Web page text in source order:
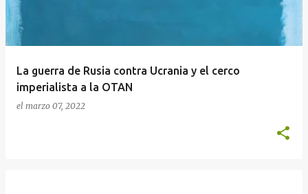
La guerra de Rusia contra Ucrania y el cerco
imperialista a la OTAN
el marzo 07, 2022